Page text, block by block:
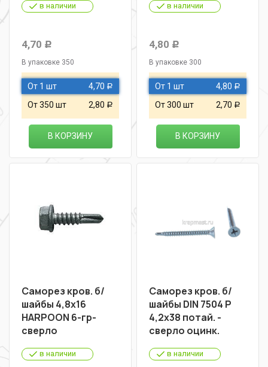
в наличии
4,70 Р
В упаковке 350
От 1 шт 4,70 Р
От 350 шт 2,80 Р
В КОРЗИНУ
в наличии
4,80 Р
В упаковке 300
От 1 шт 4,80 Р
От 300 шт 2,70 Р
В КОРЗИНУ
Саморез кров. б/
шайбы 4,8х16
HARPOON 6-гр-
сверло
в наличии
Саморез кров. б/
шайбы DIN 7504 P
4,2х38 потай. -
сверло оцинк.
в наличии